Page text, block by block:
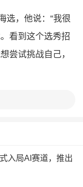
选，他说：“我很
看到这个选秀招
尝试挑战自己，
入局AI赛道，推出